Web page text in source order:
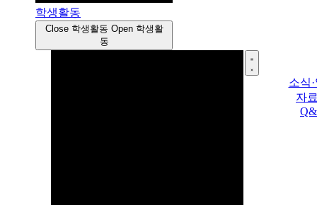
학생활동
Close 학생활동 Open 학생활
동
소식
자